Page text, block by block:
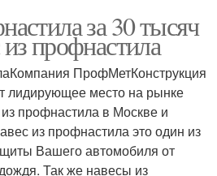
за 30 тысяч
профнастила
ПрофМетКонструкция
лидирующее место на рынке
профнастила в Москве и
из профнастила это один из
Вашего автомобиля от
Так же навесы из